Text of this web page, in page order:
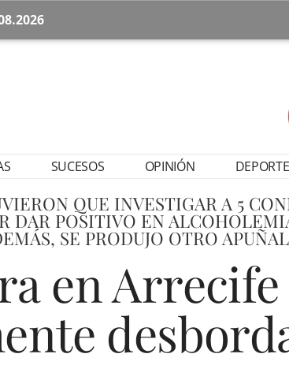
SUCESOS OPINIÓN
QUE INVESTIGAR A 5
DAR POSITIVO EN
SE PRODUJO OTRO
en